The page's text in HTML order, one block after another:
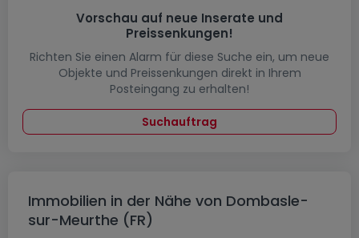
Vorschau auf neue Inserate und
Preissenkungen!
Richten Sie einen Alarm für diese Suche ein, um neue
Objekte und Preissenkungen direkt in Ihrem
Posteingang zu erhalten!
Suchauftrag
Immobilien in der Nähe von Dombasle-
sur-Meurthe (FR)